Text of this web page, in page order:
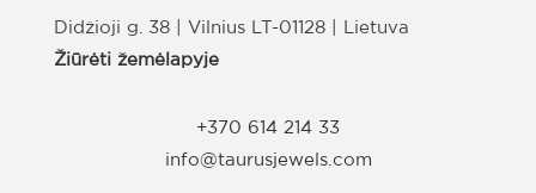
Didžioji g. 38 | Vilnius LT-01128 | Lietuva
Žiūrėti žemėlapyje
+370 614 214 33
info@taurusjewels.com